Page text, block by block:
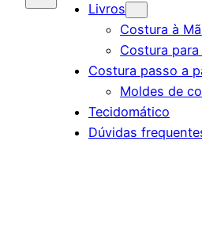
Livros
Costura à
Costura
Costura passo a
Moldes de
Tecidomático
Dúvidas